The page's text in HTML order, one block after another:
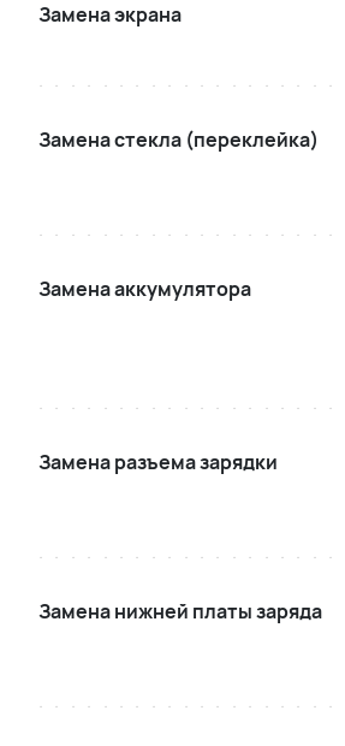
Замена экрана
Замена стекла (переклейка)
Замена аккумулятора
Замена разъема зарядки
Замена нижней платы заряда